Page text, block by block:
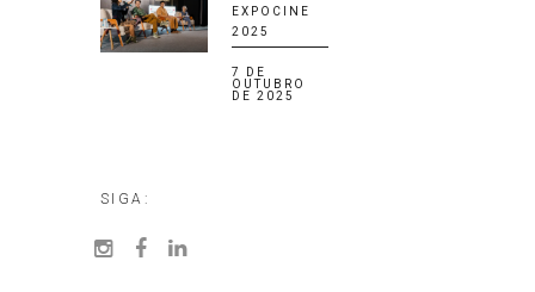
EXPOCINE
2025
7 DE
OUTUBRO
DE 2025
SIGA: